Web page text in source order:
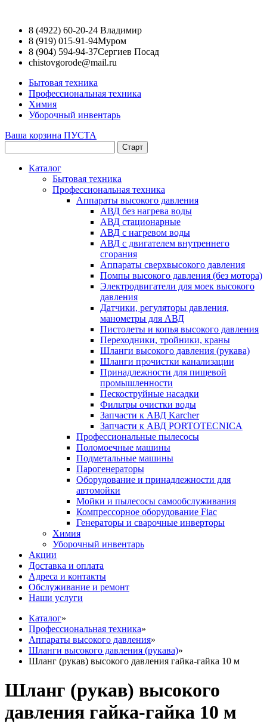
8 (4922) 60-20-24 Владимир
8 (919) 015-91-94Муром
8 (904) 594-94-37Сергиев Посад
chistovgorode@mail.ru
Бытовая техника
Профессиональная техника
Химия
Уборочный инвентарь
Ваша корзина ПУСТА
Каталог
Бытовая техника
Профессиональная техника
Аппараты высокого давления
АВД без нагрева воды
АВД стационарные
АВД с нагревом воды
АВД с двигателем внутреннего
сгорания
Аппараты сверхвысокого давления
Помпы высокого давления (без мотора)
Электродвигатели для моек высокого
давления
Датчики, регуляторы давления,
манометры для АВД
Пистолеты и копья высокого давления
Переходники, тройники, краны
Шланги высокого давления (рукава)
Шланги прочистки канализации
Принадлежности для пищевой
промышленности
Пескоструйные насадки
Фильтры очистки воды
Запчасти к АВД Karcher
Запчасти к АВД PORTOTECNICA
Профессиональные пылесосы
Поломоечные машины
Подметальные машины
Парогенераторы
Оборудование и принадлежности для
автомойки
Мойки и пылесосы самообслуживания
Компрессорное оборудование Fiac
Генераторы и сварочные инверторы
Химия
Уборочный инвентарь
Акции
Доставка и оплата
Адреса и контакты
Обслуживание и ремонт
Наши услуги
Каталог»
Профессиональная техника»
Аппараты высокого давления»
Шланги высокого давления (рукава)»
Шланг (рукав) высокого давления гайка-гайка 10 м
Шланг (рукав) высокого
давления гайка-гайка 10 м